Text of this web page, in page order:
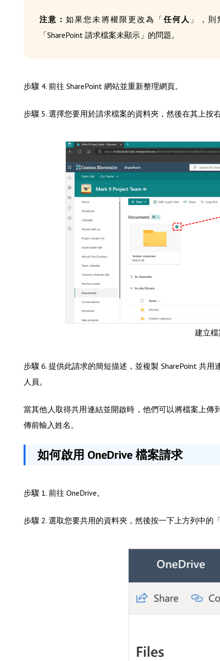
注意：如果您未將權限更改為「任何人 」，則
「SharePoint 請求檔案未顯示」的問題。
步驟 4. 前往 SharePoint 網站並重新整理網頁。
步驟 5. 選擇您要用於請求檔案的資料夾，然後在其上按
建立檔
步驟 6. 提供此請求的簡短描述，並複製 SharePoint 共
人員。
當其他人取得共用連結並開啟時，他們可以將檔案上傳
傳前輸入姓名。
如何啟用 OneDrive 檔案請求
步驟 1. 前往 OneDrive。
步驟 2. 選取您要共用的資料夾，然後按一下上方列中的